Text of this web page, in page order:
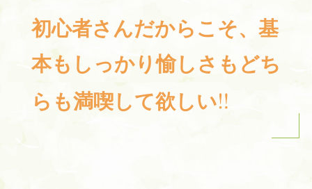
初心者さんだからこそ、基
本もしっかり愉しさもどち
らも満喫して欲しい‼